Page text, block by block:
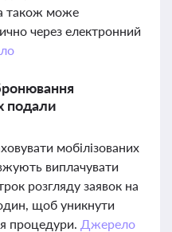
також може
через електронний
подали
мобілізованих
виплачувати
розгляду заявок на
щоб уникнути
процедури. Джерело